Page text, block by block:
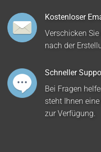
Kostenloser
Verschicken
nach der
Schneller
Bei Fragen
steht Ihnen
zur Verfügung.